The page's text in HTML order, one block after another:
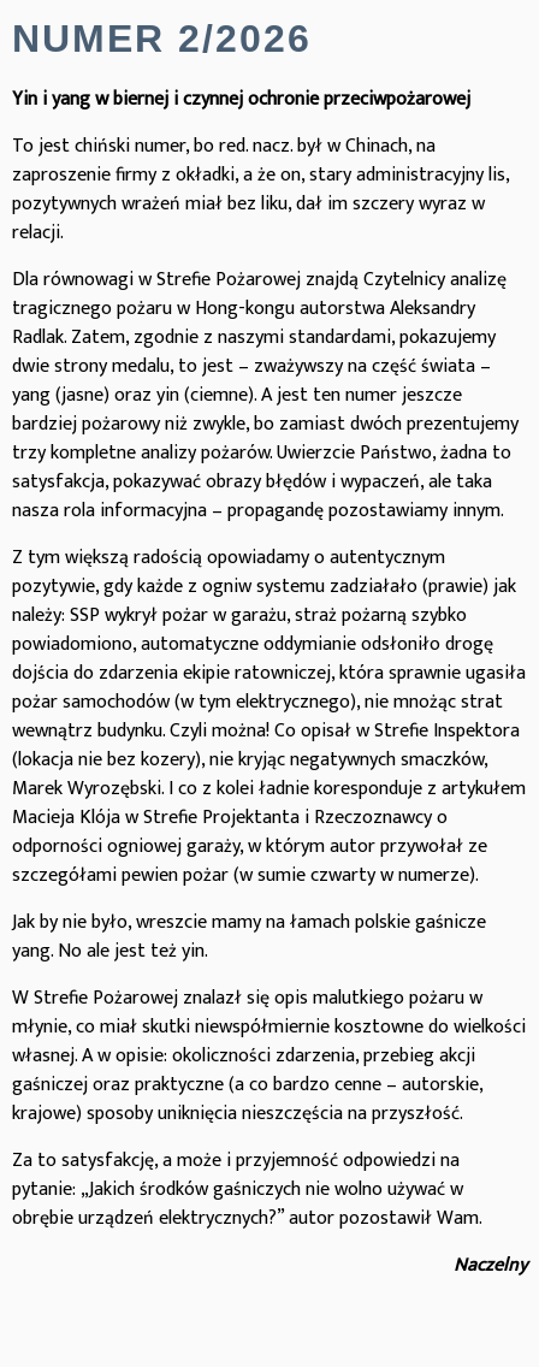
NUMER 2/2026
Yin i yang w biernej i czynnej ochronie przeciwpożarowej
To jest chiński numer, bo red. nacz. był w Chinach, na
zaproszenie firmy z okładki, a że on, stary administracyjny lis,
pozytywnych wrażeń miał bez liku, dał im szczery wyraz w
relacji.
Dla równowagi w Strefie Pożarowej znajdą Czytelnicy analizę
tragicznego pożaru w Hong-kongu autorstwa Aleksandry
Radlak. Zatem, zgodnie z naszymi standardami, pokazujemy
dwie strony medalu, to jest – zważywszy na część świata –
yang (jasne) oraz yin (ciemne). A jest ten numer jeszcze
bardziej pożarowy niż zwykle, bo zamiast dwóch prezentujemy
trzy kompletne analizy pożarów. Uwierzcie Państwo, żadna to
satysfakcja, pokazywać obrazy błędów i wypaczeń, ale taka
nasza rola informacyjna – propagandę pozostawiamy innym.
Z tym większą radością opowiadamy o autentycznym
pozytywie, gdy każde z ogniw systemu zadziałało (prawie) jak
należy: SSP wykrył pożar w garażu, straż pożarną szybko
powiadomiono, automatyczne oddymianie odsłoniło drogę
dojścia do zdarzenia ekipie ratowniczej, która sprawnie ugasiła
pożar samochodów (w tym elektrycznego), nie mnożąc strat
wewnątrz budynku. Czyli można! Co opisał w Strefie Inspektora
(lokacja nie bez kozery), nie kryjąc negatywnych smaczków,
Marek Wyrozębski. I co z kolei ładnie koresponduje z artykułem
Macieja Klója w Strefie Projektanta i Rzeczoznawcy o
odporności ogniowej garaży, w którym autor przywołał ze
szczegółami pewien pożar (w sumie czwarty w numerze).
Jak by nie było, wreszcie mamy na łamach polskie gaśnicze
yang. No ale jest też yin.
W Strefie Pożarowej znalazł się opis malutkiego pożaru w
młynie, co miał skutki niewspółmiernie kosztowne do wielkości
własnej. A w opisie: okoliczności zdarzenia, przebieg akcji
gaśniczej oraz praktyczne (a co bardzo cenne – autorskie,
krajowe) sposoby uniknięcia nieszczęścia na przyszłość.
Za to satysfakcję, a może i przyjemność odpowiedzi na
pytanie: „Jakich środków gaśniczych nie wolno używać w
obrębie urządzeń elektrycznych?” autor pozostawił Wam.
Naczelny